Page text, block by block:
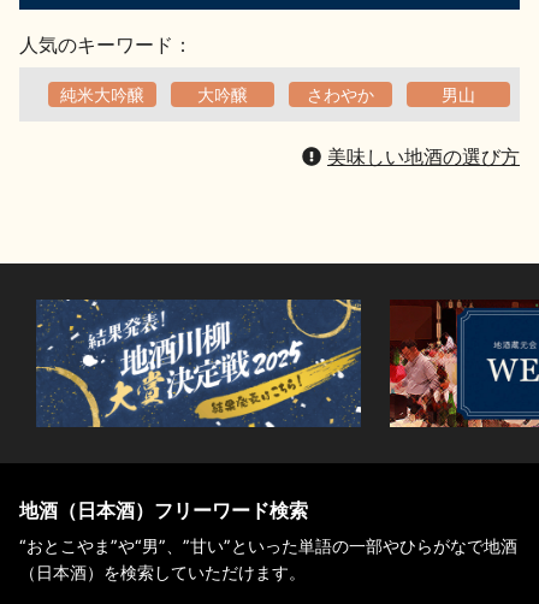
人気のキーワード：
純米大吟醸 大吟醸 さわやか 男山
美味しい地酒の選び方
地酒（日本酒）フリーワード検索
“おとこやま”や“男”、”甘い”といった単語の一部やひらがなで地酒
（日本酒）を検索していただけます。